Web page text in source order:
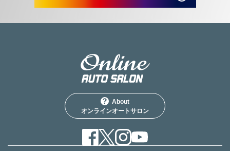
About
オンラインオートサロン